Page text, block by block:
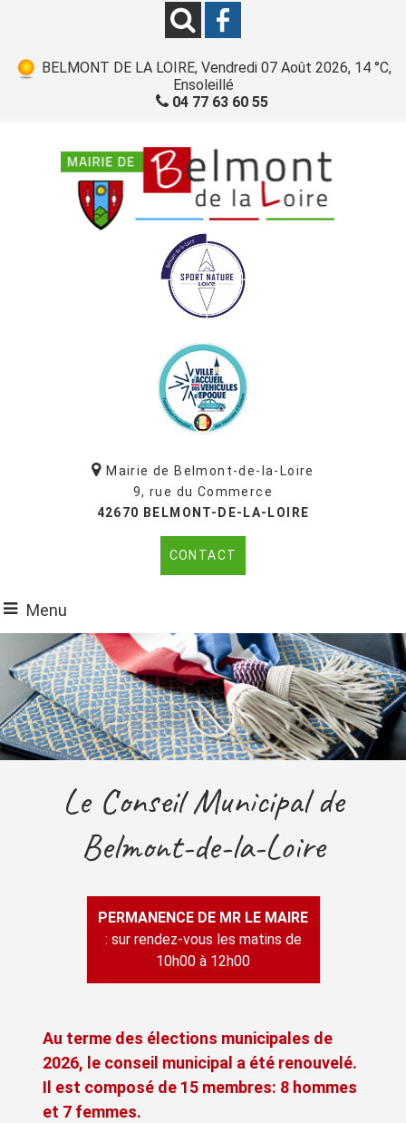
BELMONT DE LA LOIRE, Vendredi 07 Août 2026, 14 °C,
Ensoleillé
04 77 63 60 55
Mairie de Belmont-de-la-Loire
9, rue du Commerce
42670 BELMONT-DE-LA-LOIRE
CONTACT
Menu
Le Conseil Municipal de
Belmont-de-la-Loire
PERMANENCE DE MR LE MAIRE
: sur rendez-vous les matins de
10h00 à 12h00
Au terme des élections municipales de
2026, le conseil municipal a été renouvelé.
Il est composé de 15 membres: 8 hommes
et 7 femmes.